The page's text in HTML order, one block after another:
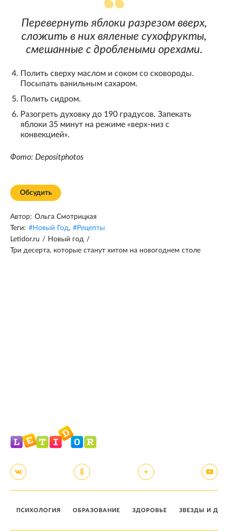
Перевернуть яблоки разрезом вверх,
сложить в них вяленые сухофрукты,
смешанные с дроблеными орехами.
Полить сверху маслом и соком со сковороды.
Посыпать ванильным сахаром.
Полить сидром.
Разогреть духовку до 190 градусов. Запекать
яблоки 35 минут на режиме «верх-низ с
конвекцией».
Фото: Depositphotos
Обсудить
Автор: Ольга Смотрицкая
Теги: #Новый Год, #Рецепты
Letidor.ru / Новый год /
Три десерта, которые станут хитом на новогоднем столе
ПСИХОЛОГИЯ ОБРАЗОВАНИЕ ЗДОРОВЬЕ ЗВЕЗДЫ И